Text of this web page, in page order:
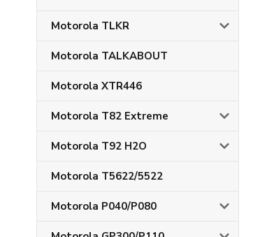
Motorola TLKR
Motorola TALKABOUT
Motorola XTR446
Motorola T82 Extreme
Motorola T92 H2O
Motorola T5622/5522
Motorola P040/P080